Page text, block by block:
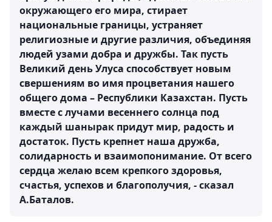
окружающего его мира, стирает
национальные границы, устраняет
религиозные и другие различия, объединяя
людей узами добра и дружбы. Так пусть
Великий день Улуса способствует новым
свершениям во имя процветания нашего
общего дома – Республики Казахстан. Пусть
вместе с лучами весеннего солнца под
каждый шанырак придут мир, радость и
достаток. Пусть крепнет наша дружба,
солидарность и взаимопонимание. От всего
сердца желаю всем крепкого здоровья,
счастья, успехов и благополучия, - сказал
А.Баталов.